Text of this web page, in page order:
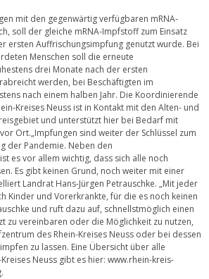
mit den gegenwärtig verfügbaren mRNA-
soll der gleiche mRNA-Impfstoff zum Einsatz
ersten Auffrischungsimpfung genutzt wurde. Bei
Menschen soll die erneute
drei Monate nach der ersten
werden, bei Beschäftigten im
nach einem halben Jahr. Die Koordinierende
Kreises Neuss ist in Kontakt mit den Alten- und
und unterstützt hier bei Bedarf mit
Ort.„Impfungen sind weiter der Schlüssel zum
der Pandemie. Neben den
es vor allem wichtig, dass sich alle noch
Es gibt keinen Grund, noch weiter mit einer
Landrat Hans-Jürgen Petrauschke. „Mit jeder
Kinder und Vorerkrankte, für die es noch keinen
und ruft dazu auf, schnellstmöglich einen
zu vereinbaren oder die Möglichkeit zu nutzen,
des Rhein-Kreises Neuss oder bei dessen
zu lassen. Eine Übersicht über alle
Neuss gibt es hier: www.rhein-kreis-
.